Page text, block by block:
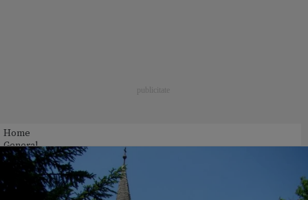
Home
General